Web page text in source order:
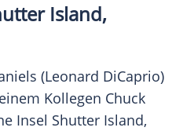
Island,
(Leonard DiCaprio)
Kollegen Chuck
Insel Shutter Island,